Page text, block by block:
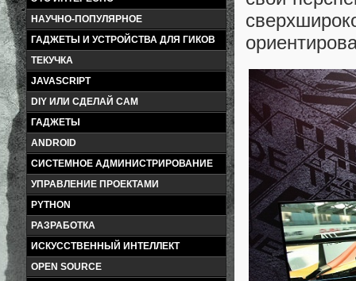
НАУЧНО-ПОПУЛЯРНОЕ
ГАДЖЕТЫ И УСТРОЙСТВА ДЛЯ ГИКОВ
ТЕКУЧКА
JAVASCRIPT
DIY ИЛИ СДЕЛАЙ САМ
ГАДЖЕТЫ
ANDROID
СИСТЕМНОЕ АДМИНИСТРИРОВАНИЕ
УПРАВЛЕНИЕ ПРОЕКТАМИ
PYTHON
РАЗРАБОТКА
ИСКУССТВЕННЫЙ ИНТЕЛЛЕКТ
OPEN SOURCE